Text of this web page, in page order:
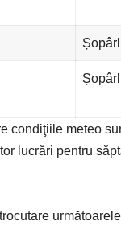
condiţiile meteo
lucrări pentru